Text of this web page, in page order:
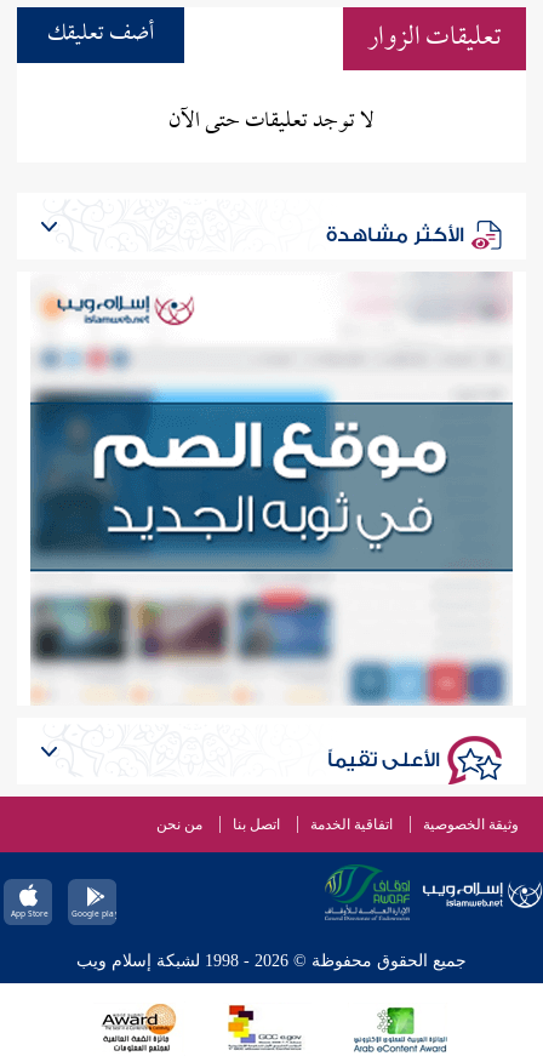
تعليقات الزوار
أضف تعليقك
لا توجد تعليقات حتى الآن
الأكثر مشاهدة
الأعلى تقيماً
وثيقة الخصوصية اتفاقية الخدمة اتصل بنا من نحن
جميع الحقوق محفوظة © 2026 - 1998 لشبكة إسلام ويب